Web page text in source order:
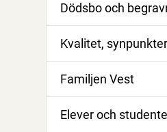
Dödsbo och
Kvalitet,
Familjen Vest
Elever och